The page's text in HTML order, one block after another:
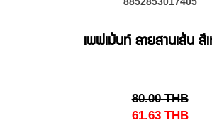
เพฟเม้นท์ ลายสานเส้น สี
80.00 THB
61.63 THB